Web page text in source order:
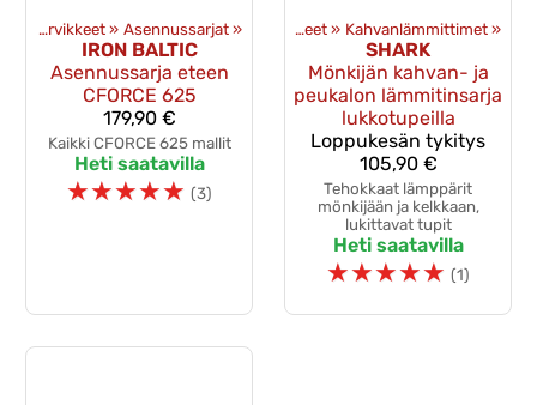
Puskulevyt ja tarvikkeet ‪» Asennussarjat ‪»
IRON BALTIC
Asennussarja eteen
CFORCE 625
179,90 €
Kaikki CFORCE 625 mallit
Heti saatavilla
☆☆☆☆☆ (3)
‪» Lisävarusteet ‪» Mönkijän lisävarusteet ‪» Kahvanlämmittimet ‪»
SHARK
Mönkijän kahvan- ja
peukalon lämmitinsarja
lukkotupeilla
Loppukesän tykitys
105,90 €
Tehokkaat lämppärit
mönkijään ja kelkkaan,
lukittavat tupit
Heti saatavilla
☆☆☆☆☆ (1)